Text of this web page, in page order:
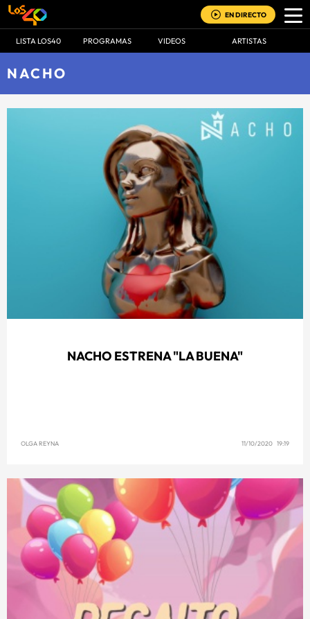
EN DIRECTO
LISTA LOS40 PROGRAMAS VIDEOS ARTISTAS
NACHO
NACHO ESTRENA "LA BUENA"
OLGA REYNA 11/10/2020 19:19